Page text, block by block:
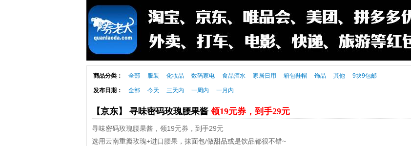
商品分类： 全部 服装 化妆品 数码家电 食品酒水 家居日用 箱包鞋帽 饰品 其他 9块9包邮
发布日期： 全部 今天 三天内 一周内 一月内
【京东】 寻味密码玫瑰腰果酱领19元券，到手29元
寻味密码玫瑰腰果酱，领19元券，到手29元
选用云南重瓣玫瑰+进口腰果，抹面包/做甜品或是饮品都很不错~